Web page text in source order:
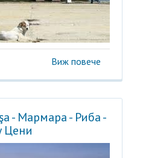
Виж повече
- Мармара - Риба -
Цени